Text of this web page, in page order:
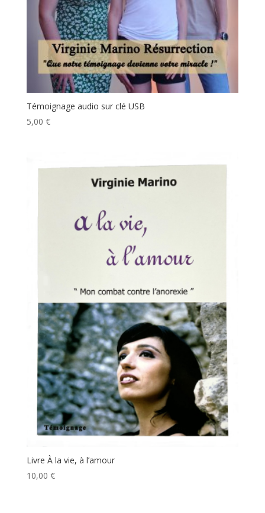
Témoignage audio sur clé USB
5,00 €
Livre À la vie, à l’amour
10,00 €